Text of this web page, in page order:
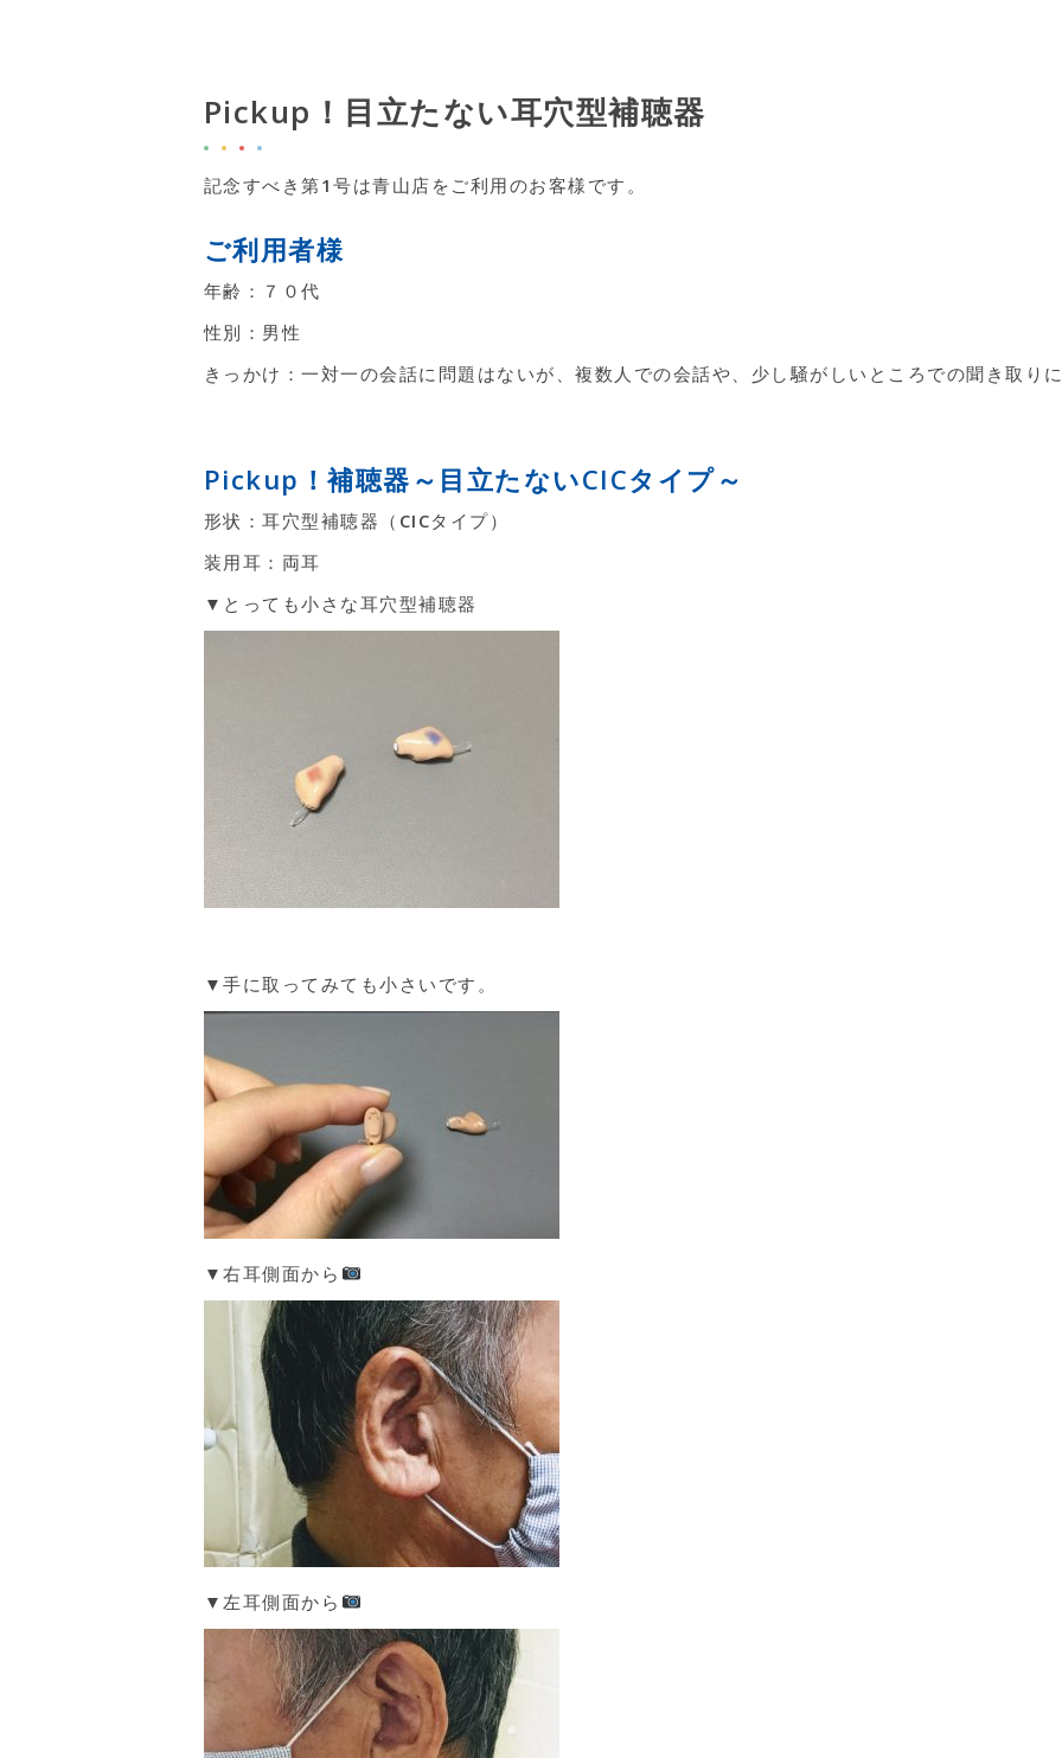
Pickup！目立たない耳穴型補聴器
記念すべき第1号は青山店をご利用のお客様です。
ご利用者様
年齢：７０代
性別：男性
きっかけ：一対一の会話に問題はないが、複数人での会話や、少し騒がしいところでの聞き取り
Pickup！補聴器～目立たないCICタイプ～
形状：耳穴型補聴器（CICタイプ）
装用耳：両耳
▼とっても小さな耳穴型補聴器
▼手に取ってみても小さいです。
▼右耳側面から
▼左耳側面から